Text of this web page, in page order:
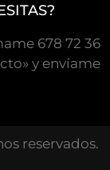
678 72 36
y envíame
reservados.